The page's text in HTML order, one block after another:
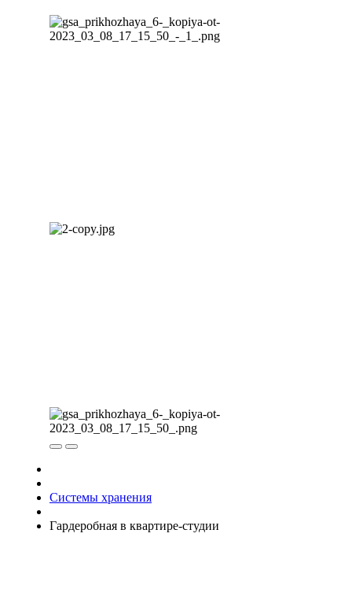
Системы хранения
Гардеробная в квартире-студии